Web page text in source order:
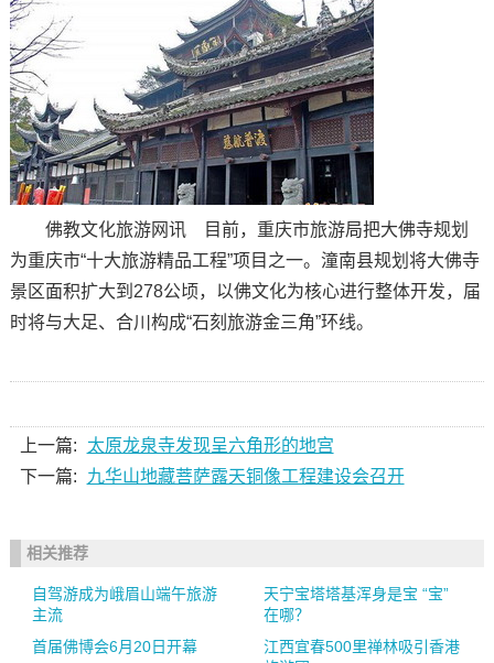
佛教文化旅游网讯 目前，重庆市旅游局把大佛寺规划
为重庆市“十大旅游精品工程”项目之一。潼南县规划将大佛寺
景区面积扩大到278公顷，以佛文化为核心进行整体开发，届
时将与大足、合川构成“石刻旅游金三角”环线。
上一篇:
太原龙泉寺发现呈六角形的地宫
下一篇:
九华山地藏菩萨露天铜像工程建设会召开
相关推荐
自驾游成为峨眉山端午旅游
主流
天宁宝塔塔基浑身是宝 “宝”
在哪？
首届佛博会6月20日开幕
江西宜春500里禅林吸引香港